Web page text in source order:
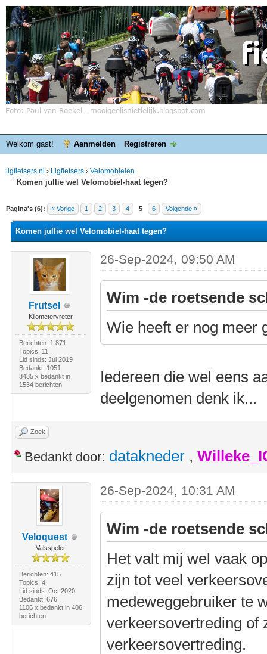
Welkom gast! Aanmelden Registreren
ligfietsers.nl › Ligfietsers › Velomobielen
Komen jullie wel Velomobiel-haat tegen?
Pagina's (6): « Vorige 1 2 3 4 5 6 Volgende »
waardering is 0
Komen jullie wel Velomobiel-haat tegen?
Frutsel
Kilometervreter
Berichten: 1.871
Topics: 11
Lid sinds: Jul 2019
Bedankt: 1051
3435 x bedankt in
1534 berichten
26-Sep-2024, 09:50 AM
Wim -de roetsende
Wie heeft er nog meer
Iedereen die wel eens
deelgenomen denk ik...
Zoek
Bedankt door: datakneder ,
Veloquest
Valsspeler
Berichten: 415
Topics: 4
Lid sinds: Oct 2020
Bedankt: 676
1106 x bedankt in 406
berichten
26-Sep-2024, 10:31 AM
Wim -de roetsende
Het valt mij wel vaak
zijn tot veel
medeweggebruiker te
verkeersovertreding of
verkeersovertreding.